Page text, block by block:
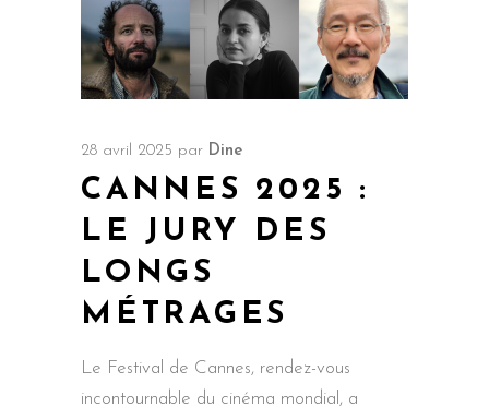
28 avril 2025 par Dine
CANNES 2025 :
LE JURY DES
LONGS
MÉTRAGES
Le Festival de Cannes, rendez-vous
incontournable du cinéma mondial, a